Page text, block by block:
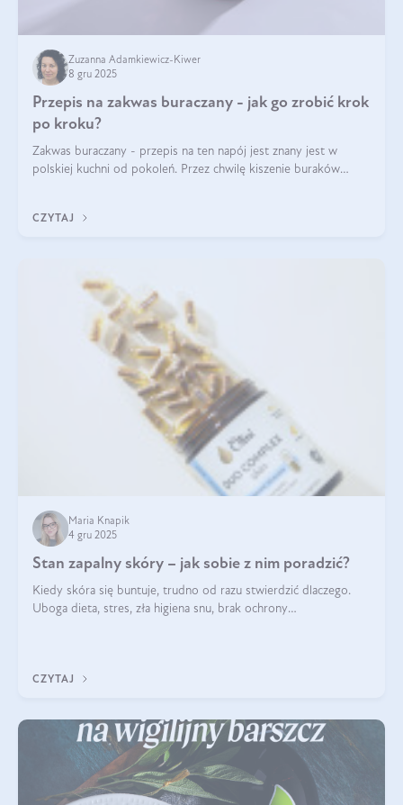
Zuzanna Adamkiewicz-Kiwer
8 gru 2025
Przepis na zakwas buraczany - jak go zrobić krok
po kroku?
Zakwas buraczany - przepis na ten napój jest znany jest w
polskiej kuchni od pokoleń. Przez chwilę kiszenie buraków
CZYTAJ
Maria Knapik
4 gru 2025
Stan zapalny skóry – jak sobie z nim poradzić?
Kiedy skóra się buntuje, trudno od razu stwierdzić dlaczego.
Uboga dieta, stres, zła higiena snu, brak ochrony
CZYTAJ